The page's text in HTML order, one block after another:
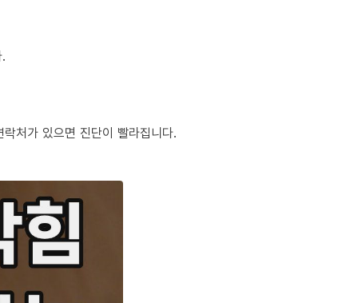
처가 있으면 진단이 빨라집니다.